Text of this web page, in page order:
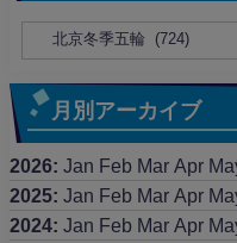
月別アーカイブ
2026: Jan Feb Mar Apr
2025: Jan Feb Mar Apr
2024: Jan Feb Mar Apr